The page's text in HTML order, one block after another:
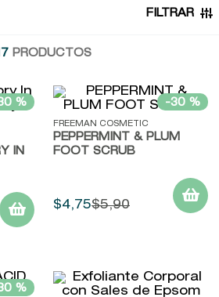
FILTRAR
PRODUCTOS
%
IN
-30 %
FREEMAN COSMETIC
PEPPERMINT & PLUM
FOOT SCRUB
$4, 75$5,90
%